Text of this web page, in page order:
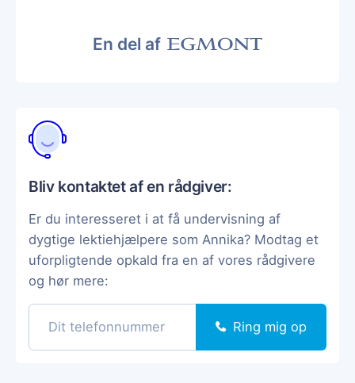
En del af
Bliv kontaktet af en rådgiver:
Er du interesseret i at få undervisning af
dygtige lektiehjælpere som Annika? Modtag et
uforpligtende opkald fra en af vores rådgivere
og hør mere:
Ring mig op